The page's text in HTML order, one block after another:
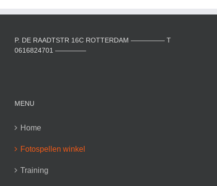
P. DE RAADTSTR 16C ROTTERDAM ————— T
0616824701 ————–
MENU
Home
Fotospellen winkel
Training